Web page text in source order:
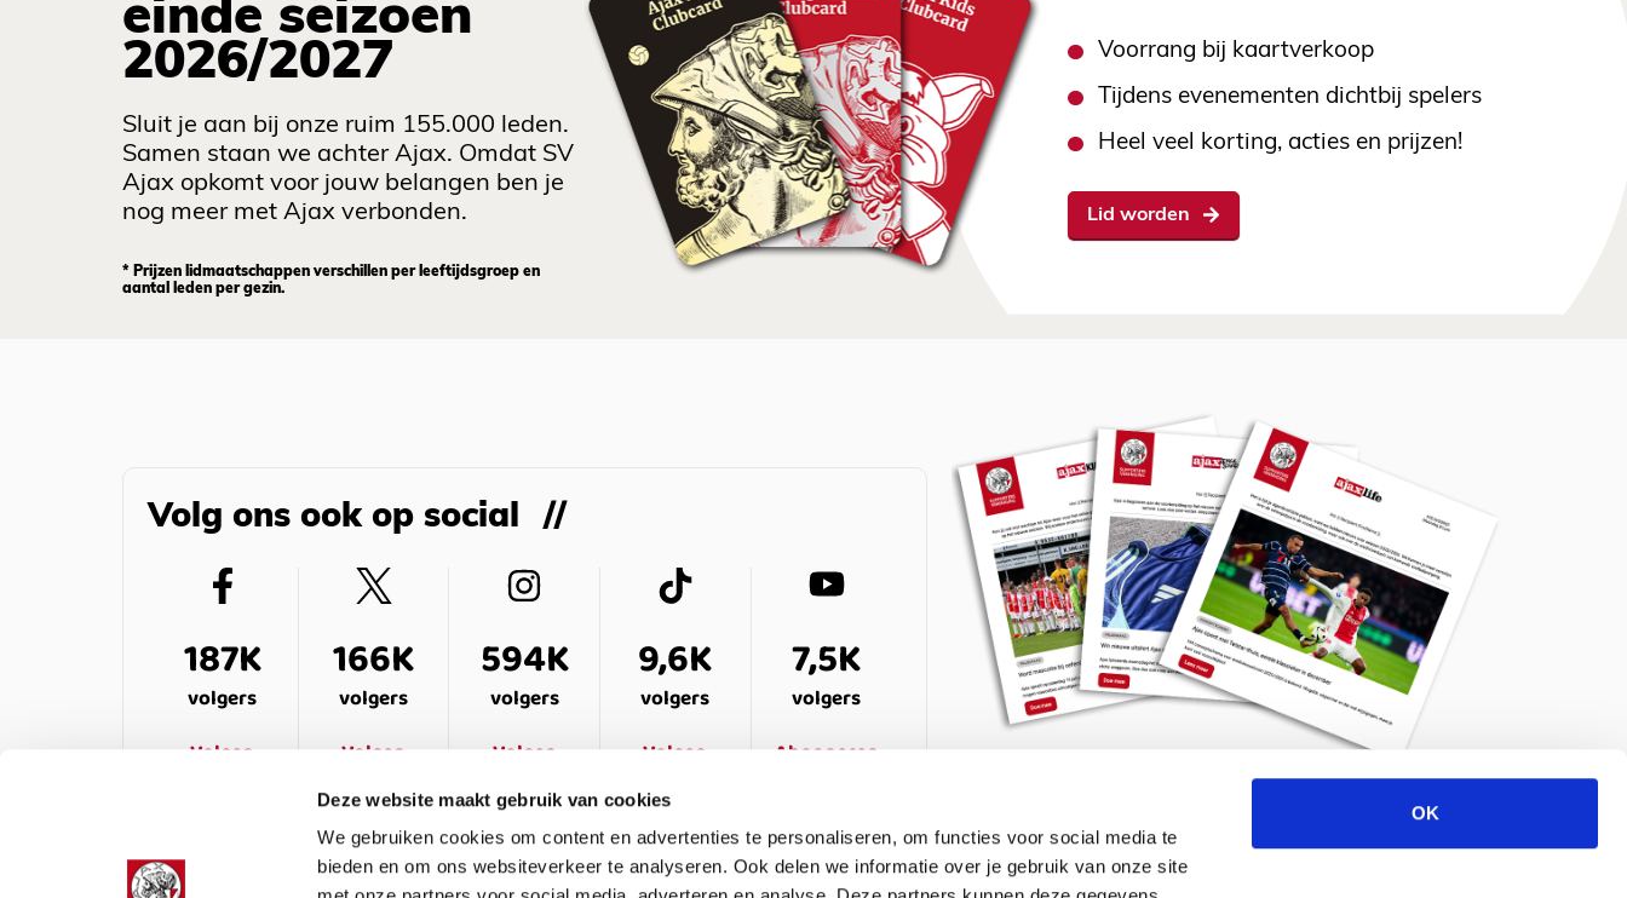
Deze website maakt gebruik van cookies
We gebruiken cookies om content en advertenties te personaliseren, om functies voor social media te
bieden en om ons websiteverkeer te analyseren. Ook delen we informatie over je gebruik van onze site
OK
einde seizoen
2026/2027
Sluit je aan bij onze ruim 155.000 leden.
Samen staan we achter Ajax. Omdat SV
Ajax opkomt voor jouw belangen ben je
nog meer met Ajax verbonden.
* Prijzen lidmaatschappen verschillen per leeftijdsgroep en
aantal leden per gezin.
Voorrang bij kaartverkoop
Tijdens evenementen dichtbij spelers
Heel veel korting, acties en prijzen!
Lid worden
Volg ons ook op social
187K
volgers
Volgen
166K
volgers
Volgen
594K
volgers
Volgen
9,6K
volgers
Volgen
7,5K
volgers
Abonneren
Meld je aan voor de nieuwsbrief